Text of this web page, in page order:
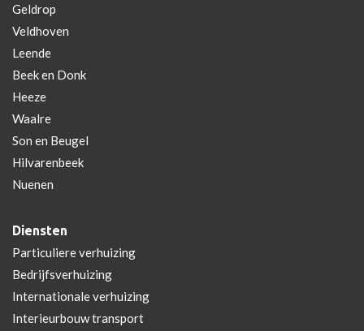
Geldrop
Veldhoven
Leende
Beek en Donk
Heeze
Waalre
Son en Beugel
Hilvarenbeek
Nuenen
Diensten
Particuliere verhuizing
Bedrijfsverhuizing
Internationale verhuizing
Interieurbouw transport